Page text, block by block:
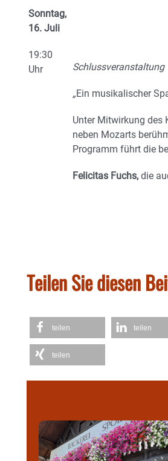
Sonntag,
16. Juli
19:30
Uhr
Schlussveranstaltung
„Ein musikalischer
Unter Mitwirkung des
neben Mozarts
Programm führt die
Felicitas Fuchs, die
Teilen Sie diesen
teilen teilen
teilen